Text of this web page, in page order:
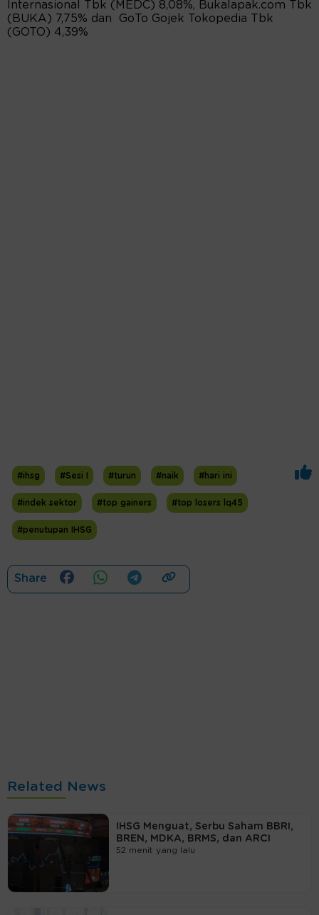
Internasional Tbk (MEDC) 8,08%, Bukalapak.com Tbk
(BUKA) 7,75% dan GoTo Gojek Tokopedia Tbk
(GOTO) 4,39%
#ihsg #Sesi I #turun #naik #hari ini
#indek sektor #top gainers #top losers lq45
#penutupan IHSG
Share
Related News
IHSG Menguat, Serbu Saham BBRI,
BREN, MDKA, BRMS, dan ARCI
52 menit yang lalu